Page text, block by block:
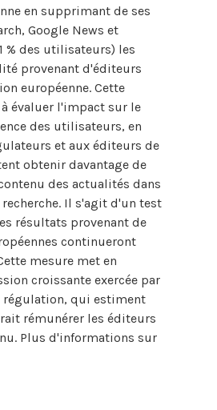
en supprimant de ses
Google News et
% des utilisateurs) les
provenant d'éditeurs
européenne. Cette
évaluer l'impact sur le
des utilisateurs, en
et aux éditeurs de
obtenir davantage de
des actualités dans
Il s'agit d'un test
résultats provenant de
continueront
mesure met en
croissante exercée par
régulation, qui estiment
rémunérer les éditeurs
Plus d'informations sur